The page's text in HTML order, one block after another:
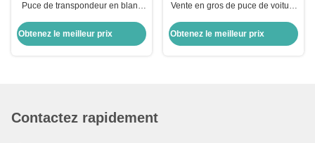
Puce de transpondeur en blanc
Bit puce de voiture puce pour
Toyota
Obtenez le meilleur prix
Vente en gros de puce de voiture
transpondeur en verre Honda
Rechange de porte-clés de
Obtenez le meilleur prix
Contactez rapidement